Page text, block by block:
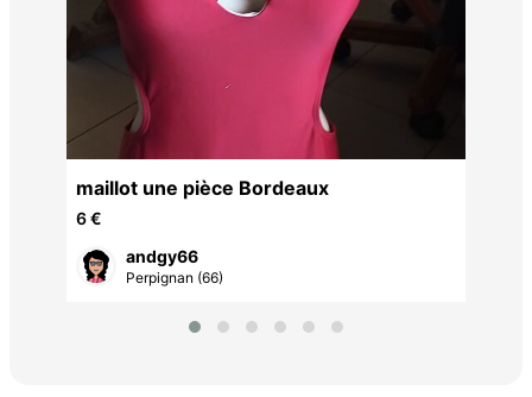
maillot une pièce Bordeaux
6 €
andgy66
Perpignan (66)